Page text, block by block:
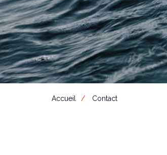
Accueil Contact